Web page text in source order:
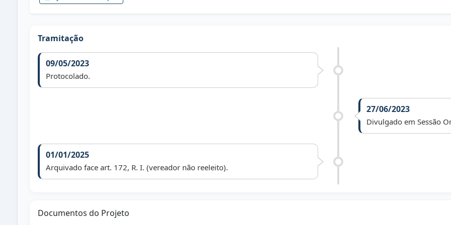
Tramitação
09/05/2023
Protocolado.
27/06/2023
Divulgado em Sessão
01/01/2025
Arquivado face art. 172, R. I. (vereador não reeleito).
Documentos do Projeto